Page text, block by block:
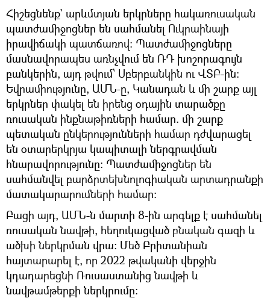
Հիշեցնենք` արևմտյան երկրները հակառուսական
պատժամիջոցներ են սահմանել Ուկրաինայի
իրավիճակի պատճառով։ Պատժամիջոցները
մասնավորապես առնչվում են ՌԴ խոշորագույն
բանկերին, այդ թվում՝ Սբերբանկին ու ՎՏԲ-ին։
Եվրամիությունը, ԱՄՆ-ը, Կանադան և մի շարք այլ
երկրներ փակել են իրենց օդային տարածքը
ռուսական ինքնաթիռների համար. մի շարք
պետական ընկերությունների համար դժվարացել
են օտարերկրյա կապիտալի ներգրավման
հնարավորությունը։ Պատժամիջոցներ են
սահմանվել բարձրտեխնոլոգիական արտադրանքի
մատակարարումների համար։
Բացի այդ, ԱՄՆ-ն մարտի 8-ին արգելք է սահմանել
ռուսական նավթի, հեղուկացված բնական գազի և
ածխի ներկրման վրա: Մեծ Բրիտանիան
հայտարարել է, որ 2022 թվականի վերջին
կդադարեցնի Ռուսաստանից նավթի և
նավթամթերքի ներկրումը: